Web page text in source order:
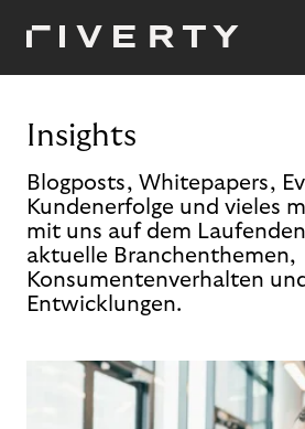
Insights
Blogposts, Whitepapers,
Kundenerfolge und vieles
mit uns auf dem
aktuelle Branchenthemen,
Konsumentenverhalten
Entwicklungen.